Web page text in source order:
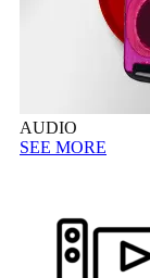
AUDIO
SEE MORE